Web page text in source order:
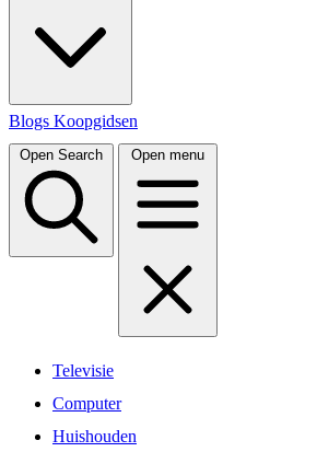
Blogs Koopgidsen
Open Search Open menu
Televisie
Computer
Huishouden